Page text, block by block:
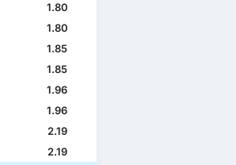
1.80
1.80
1.85
1.85
1.96
1.96
2.19
2.19